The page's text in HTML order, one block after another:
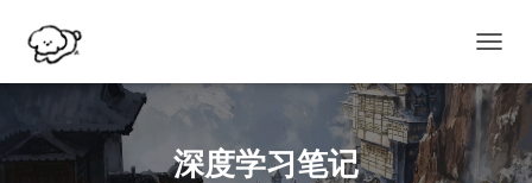
换
导
航
深度学习笔记